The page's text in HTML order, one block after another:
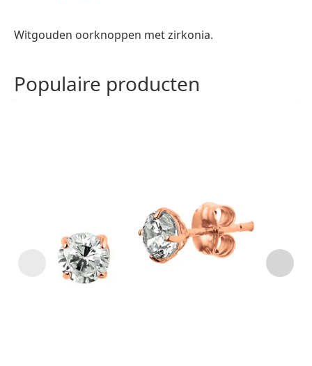
Witgouden oorknoppen met zirkonia.
Populaire producten